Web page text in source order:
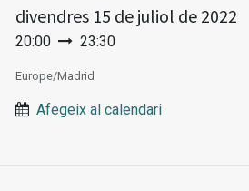
divendres 15 de juliol de 2022
20:00 23:30
Europe/Madrid
Afegeix al calendari